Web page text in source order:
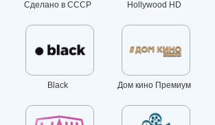
Сделано в СССР Hollywood HD
Black Дом кино Премиум